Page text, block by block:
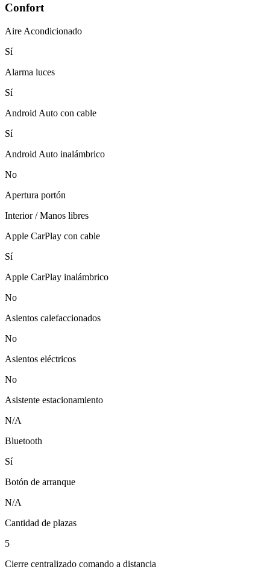
Confort
Aire Acondicionado
Sí
Alarma luces
Sí
Android Auto con cable
Sí
Android Auto inalámbrico
No
Apertura portón
Interior / Manos libres
Apple CarPlay con cable
Sí
Apple CarPlay inalámbrico
No
Asientos calefaccionados
No
Asientos eléctricos
No
Asistente estacionamiento
N/A
Bluetooth
Sí
Botón de arranque
N/A
Cantidad de plazas
5
Cierre centralizado comando a distancia